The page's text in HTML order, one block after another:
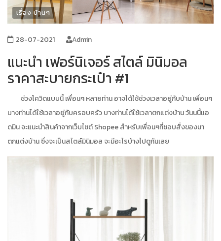
เรื่อง บ้านๆ
28-07-2021 Admin
แนะนำ เฟอร์นิเจอร์ สไตล์ มินิมอล
ราคาสะบายกระเป๋า #1
ช่วงโควิดแบบนี้ เพื่อนๆ หลายท่าน อาจได้ใช้ช่วงเวลาอยู่กับบ้าน เพื่อนๆ
บางท่านได้ใช้เวลาอยู่กับครอบครัว บางท่านได้ใช้เวลาตกแต่งบ้าน วันนนี้แอ
ดมิน จะแนะนำสินค้าจากเว็บไซต์ Shopee สำหรับเพื่อนๆที่ชอบสั่งของมา
ตกแต่งบ้าน ซึ่งจะเป็นสไตล์มินิมอล จะมีอะไรบ้างไปดูกันเลย